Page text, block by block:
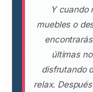
Y cuando
muebles o
últimas
disfrutando
relax.